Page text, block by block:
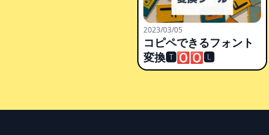
2023/03/05
コピペできるフォント
変換🆃🅾🅾🅻